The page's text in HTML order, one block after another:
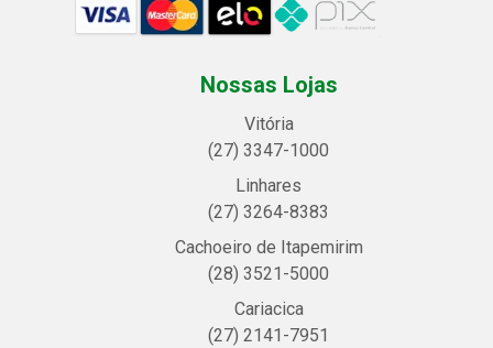
Nossas Lojas
Vitória
(27) 3347-1000
Linhares
(27) 3264-8383
Cachoeiro de Itapemirim
(28) 3521-5000
Cariacica
(27) 2141-7951